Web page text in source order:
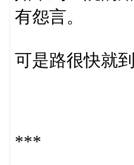
有怨言。
可是路很快就到
***